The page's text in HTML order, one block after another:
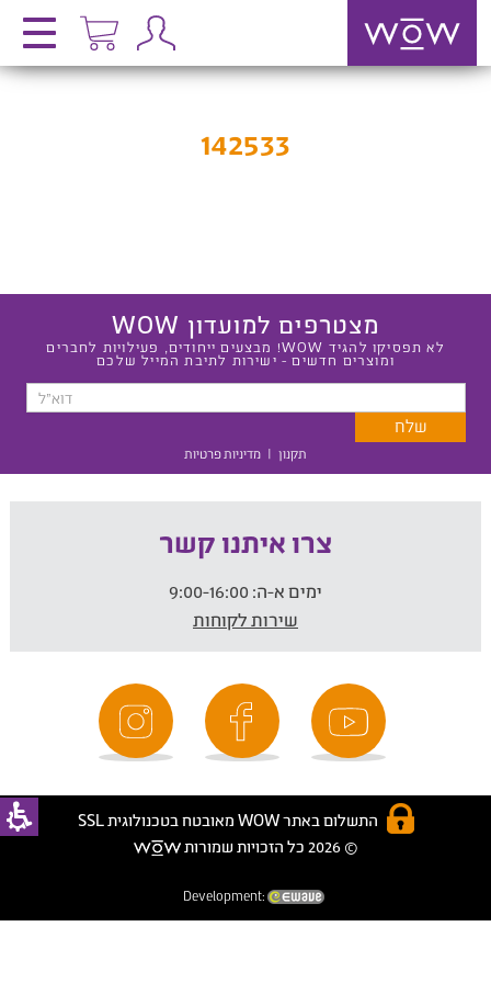
142533
מצטרפים למועדון WOW
לא תפסיקו להגיד WOW! מבצעים ייחודים, פעילויות לחברים
ומוצרים חדשים - ישירות לתיבת המייל שלכם
תקנון | מדיניות פרטיות
צרו איתנו קשר
ימים א-ה:
שירות לקוחות
התשלום באתר WOW מאובטח בטכנולוגית SSL
© 2026 כל הזכויות שמורות
Development: